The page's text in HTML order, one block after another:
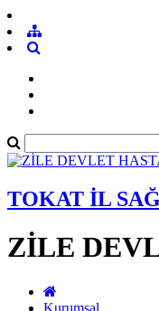
TOKAT İL
ZİLE
Kurumsal